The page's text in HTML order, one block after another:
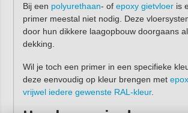
Bij een polyurethaan- of epoxy gietvloeris
primer meestal niet nodig. Deze
door hun dikkere laagopbouw doorgaans
dekking.
Wil je toch een primer in een specifieke
deze eenvoudig op kleur brengen met
vrijwel iedere gewenste RAL-kleur.